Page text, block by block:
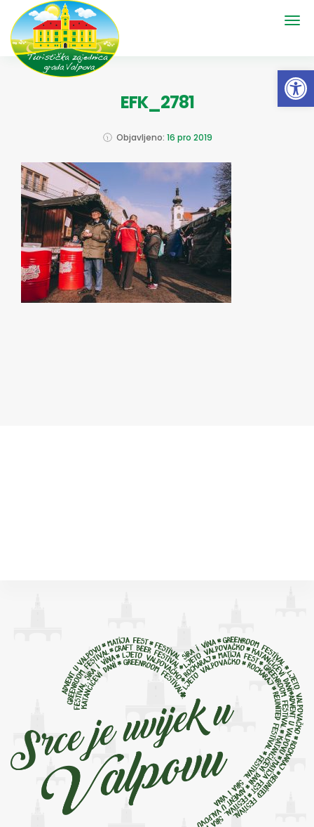
EFK_2781
Objavljeno: 16 pro 2019